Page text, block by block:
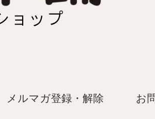
メルマガ登録・解除 お